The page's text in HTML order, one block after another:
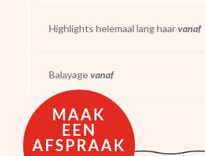
Highlights helemaal lang haarvanaf
Balayagevanaf
MAAK
EEN
AFSPRAAK